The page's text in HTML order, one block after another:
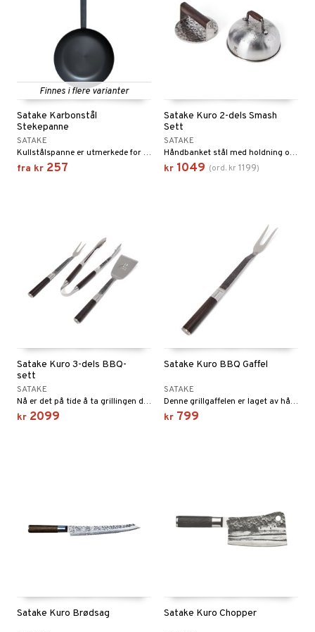
Finnes i flere varianter
Satake Karbonstål
Stekepanne
SATAKE
Kullstålspanne er utmerkede for alle typer steking - grønnsaker, fisk og kjøtt. De tåler ovnstemperaturer opp til 250°C og har tilsvarende egenskaper som støpejern, men med mindre vekt.
fra kr 257
Satake Kuro 2-dels Smash
Sett
SATAKE
Håndbanket stål med holdning og en utrolig lekker design, leveres i stilige svarte trekasser.
kr 1049 (ord. kr 1199)
Satake Kuro 3-dels BBQ-
sett
SATAKE
Nå er det på tide å ta grillingen din til et helt nytt nivå med dette eksklusive 3-dels BBQ-settet fra Satake Kuro. Settet inneholder tre førsteklasses grillverktøy som kombinerer funksjon, holdbarhet og rustikk stil.
kr 2099
Satake Kuro BBQ Gaffel
SATAKE
Denne grillgaffelen er laget av håndbanket stål med mørkt treskaft som utstråler kvalitet og håndverksdyktighet.
kr 799
Satake Kuro Brødsag Satake Kuro Chopper